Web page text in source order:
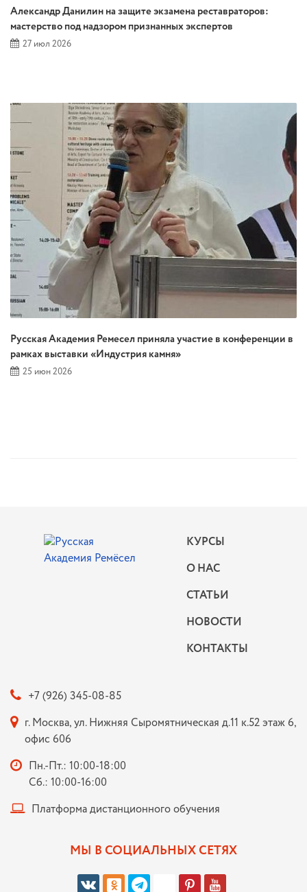
Александр Данилин на защите экзамена реставраторов:
мастерство под надзором признанных экспертов
27 июл 2026
Русская Академия Ремесел приняла участие в конференции в
рамках выставки «Индустрия камня»
25 июн 2026
КУРСЫ
О НАС
СТАТЬИ
НОВОСТИ
КОНТАКТЫ
МЫ В СОЦИАЛЬНЫХ СЕТЯХ
+7 (926) 345-08-85
г. Москва, ул. Нижняя Сыромятническая д.11 к.52 этаж 6,
офис 606
Пн.-Пт.: 10:00-18:00
Сб.: 10:00-16:00
Платформа дистанционного обучения